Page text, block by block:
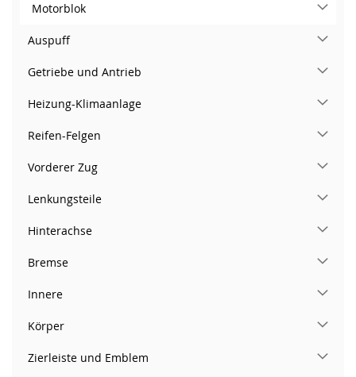
Motorblok
Auspuff
Getriebe und Antrieb
Heizung-Klimaanlage
Reifen-Felgen
Vorderer Zug
Lenkungsteile
Hinterachse
Bremse
Innere
Körper
Zierleiste und Emblem